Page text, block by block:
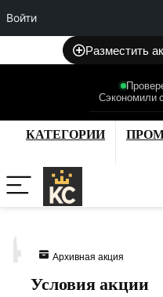
Войти
Разместить
Сэкономили
КАТЕГОРИИ
Архивная акция
Условия акции